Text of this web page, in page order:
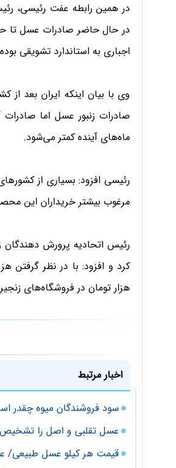
در همین رابطه عفت رئیسی،
در حال حاضر صادرات عسل تا
اجباری به استاندارد تشویقی
وی با بیان اینکه ایران بعد از
صادرات زنبور عسل اما
ماه‌های آینده کمتر می‌شود.
رئیسی افزود: بسیاری از
مرغوب بیشتر خریداران این
هزار تومان در فروشگاه‌های
اخبار مرتبط
سود فروشندگان میوه چقدر
عسل تقلبی و اصل را
قیمت هر کیلو عسل طبیعی/